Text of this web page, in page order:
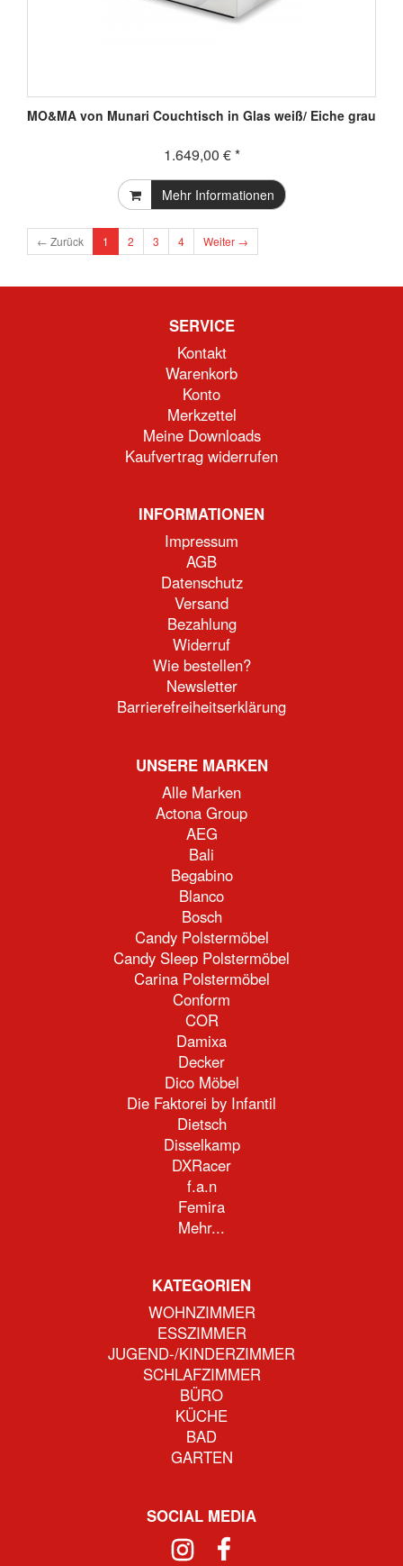
MO&MA von Munari Couchtisch in Glas weiß/ Eiche grau
1.649,00 € *
Mehr Informationen
← Zurück 1 2 3 4 Weiter →
SERVICE
Kontakt
Warenkorb
Konto
Merkzettel
Meine Downloads
Kaufvertrag widerrufen
INFORMATIONEN
Impressum
AGB
Datenschutz
Versand
Bezahlung
Widerruf
Wie bestellen?
Newsletter
Barrierefreiheitserklärung
UNSERE MARKEN
Alle Marken
Actona Group
AEG
Bali
Begabino
Blanco
Bosch
Candy Polstermöbel
Candy Sleep Polstermöbel
Carina Polstermöbel
Conform
COR
Damixa
Decker
Dico Möbel
Die Faktorei by Infantil
Dietsch
Disselkamp
DXRacer
f.a.n
Femira
Mehr...
KATEGORIEN
WOHNZIMMER
ESSZIMMER
JUGEND-/KINDERZIMMER
SCHLAFZIMMER
BÜRO
KÜCHE
BAD
GARTEN
SOCIAL MEDIA